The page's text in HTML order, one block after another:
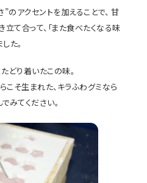
のアクセントを加えることで、 甘
立て合って、「また食べたくなる味
た。
どり着いたこの味。
そ生まれた、キラふわグミなら
みてください。